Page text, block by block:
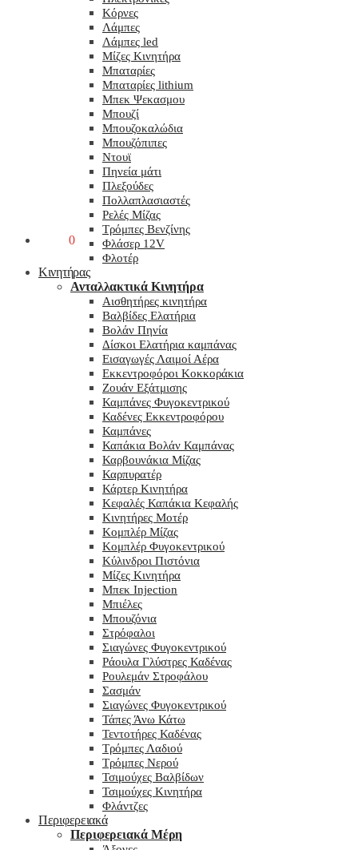
0
Κόρνες
Λάμπες
Λάμπες led
Μίζες Κινητήρα
Μπαταρίες
Μπαταρίες lithium
Μπεκ Ψεκασμου
Μπουζί
Μπουζοκαλώδια
Μπουζόπιπες
Ντουϊ
Πηνεία μάτι
Πλεξούδες
Πολλαπλασιαστές
Ρελές Μίζας
Τρόμπες Βενζίνης
Φλάσερ 12V
Φλοτέρ
Κινητήρας
Ανταλλακτικά Κινητήρα
Αισθητήρες κινητήρα
Βαλβίδες Ελατήρια
Βολάν Πηνία
Δίσκοι Ελατήρια καμπάνας
Εισαγωγές Λαιμοί Αέρα
Εκκεντροφόροι Κοκκοράκια
Ζουάν Εξάτμισης
Καμπάνες Φυγοκεντρικού
Καδένες Εκκεντροφόρου
Καμπάνες
Καπάκια Βολάν Καμπάνας
Καρβουνάκια Μίζας
Καρπυρατέρ
Κάρτερ Κινητήρα
Κεφαλές Καπάκια Κεφαλής
Κινητήρες Μοτέρ
Κομπλέρ Μίζας
Κομπλέρ Φυγοκεντρικού
Κύλινδροι Πιστόνια
Μίζες Κινητήρα
Μπεκ Injection
Μπιέλες
Μπουζόνια
Στρόφαλοι
Σιαγώνες Φυγοκεντρικού
Ράουλα Γλύστρες Καδένας
Ρουλεμάν Στροφάλου
Σασμάν
Σιαγώνες Φυγοκεντρικού
Τάπες Άνω Κάτω
Τεντοτήρες Καδένας
Τρόμπες Λαδιού
Τρόμπες Νερού
Τσιμούχες Βαλβίδων
Τσιμούχες Κινητήρα
Φλάντζες
Περιφερειακά
Περιφερειακά Μέρη